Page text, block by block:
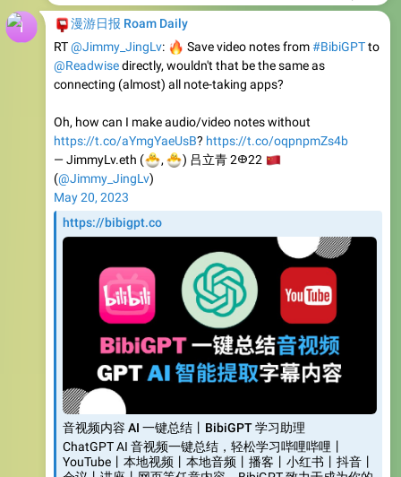
RT@Jimmy_JingLv:
🔥Save video notes from#BibiGPTto
@Readwisedirectly, wouldn't that be the same as
connecting (almost) all note-taking apps?
Oh, how can I make audio/video notes without
— JimmyLv.eth (
🐣
,
🐣) 吕立青 2𐃏22
(@Jimmy_JingLv)
May 20, 2023
https://bibigpt.co
音视频内容 AI 一键总结丨BibiGPT 学习助理
ChatGPT AI 音视频一键总结，轻松学习哔哩哔哩丨
YouTube丨本地视频丨本地音频丨播客丨小红书丨抖音丨
会议丨讲座丨网页等任意内容。BibiGPT 致力于成为你的
最佳 AI 学习助理，支持免费试用！(原 BiliGPT 省流神器
& AI 课代表)（支持 iOS 快捷指令）